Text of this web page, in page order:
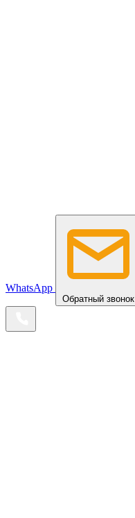
WhatsApp
Обратный звонок